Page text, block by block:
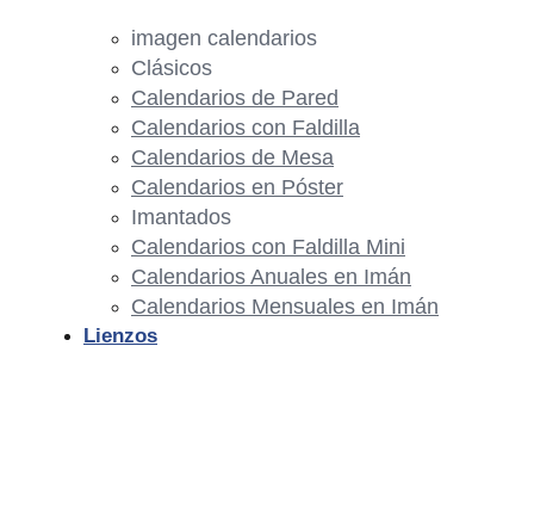
imagen calendarios
Clásicos
Calendarios de Pared
Calendarios con Faldilla
Calendarios de Mesa
Calendarios en Póster
Imantados
Calendarios con Faldilla Mini
Calendarios Anuales en Imán
Calendarios Mensuales en Imán
Lienzos